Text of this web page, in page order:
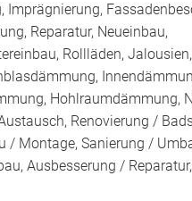
Imprägnierung,
Reparatur, Neueinbau,
Rollläden,
Hohlraumdämmung,
Renovierung /
/ Montage, Sanierung /
Ausbesserung /